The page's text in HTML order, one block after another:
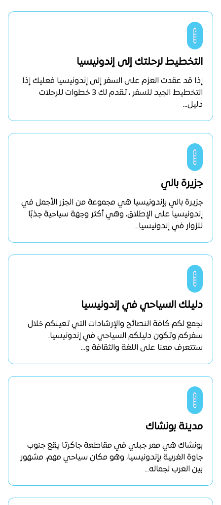
التخطيط لرحلتك إلى إندونيسيا
إذا قد عقدت العزم على السفر إلى إندونيسيا فعليك إذا
التخطيط الجيد للسفر ، تقدم لك 3 خطوات للرحلات
دليل...
جزيرة بالي
جزيرة بالي بإندونيسيا هي مجموعة من الجزر الأجمل في
إندونيسيا على الإطلاق، وهي أكثر وجهة سياحية جذبًا
للزوار في إندونيسيا...
دليلك السياحي في إندونيسيا
نجمع لكم كافة النصائح والإرشادات التي تعينكم خلال
سفركم وتكون دليلكم السياحي في إندونيسيا.
ستتعرف معنا على اللغة والثقافة و...
مدينة بونشاك
بونشاك هي ممر جبلي في مقاطعة جاكرتا يقع جنوب
جاوة الغربية بإندونيسيا، وهو مكان سياحي مهم، مشهور
بين العرب لجماله...